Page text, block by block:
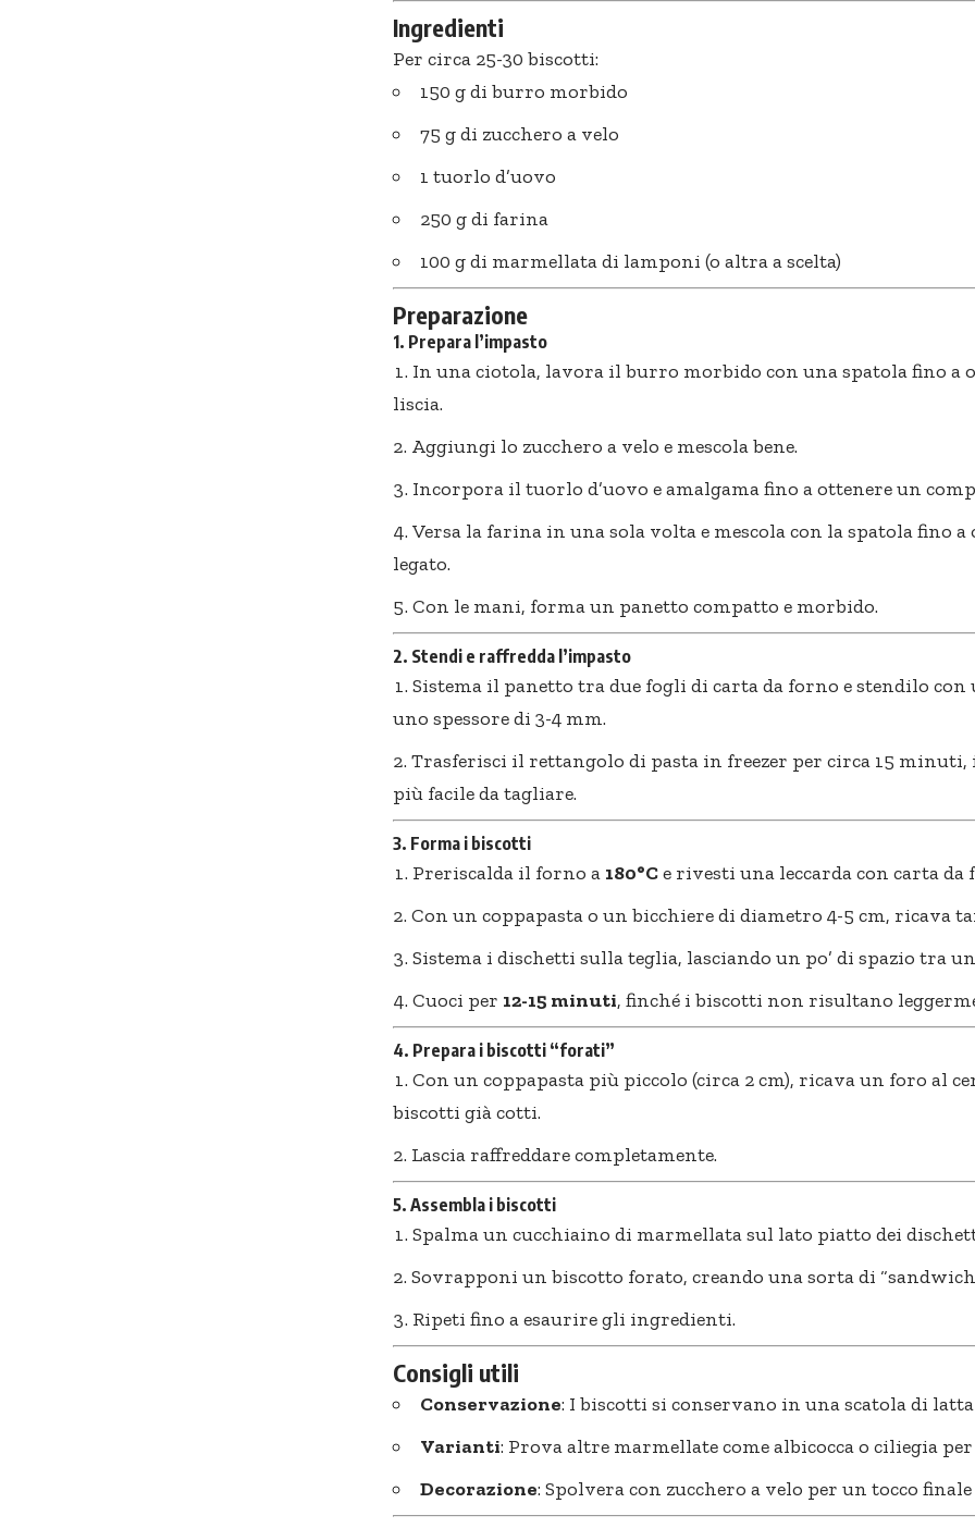
Ingredienti
Per circa 25-30 biscotti:
150 g di burro morbido
75 g di zucchero a velo
1 tuorlo d’uovo
250 g di farina
100 g di marmellata di lamponi (o altra a scelta)
Preparazione
1. Prepara l’impasto
In una ciotola, lavora il burro morbido con una spatola fino a
liscia.
Aggiungi lo zucchero a velo e mescola bene.
Incorpora il tuorlo d’uovo e amalgama fino a ottenere un
Versa la farina in una sola volta e mescola con la spatola fino
legato.
Con le mani, forma un panetto compatto e morbido.
2. Stendi e raffredda l’impasto
Sistema il panetto tra due fogli di carta da forno e stendilo
uno spessore di 3-4 mm.
Trasferisci il rettangolo di pasta in freezer per circa 15
più facile da tagliare.
3. Forma i biscotti
Preriscalda il forno a 180°Ce rivesti una leccarda con carta da
Con un coppapasta o un bicchiere di diametro 4-5 cm, ricava
Sistema i dischetti sulla teglia, lasciando un po’ di spazio tra
Cuoci per 12-15 minuti, finché i biscotti non risultano
4. Prepara i biscotti “forati”
Con un coppapasta più piccolo (circa 2 cm), ricava un foro al
biscotti già cotti.
Lascia raffreddare completamente.
5. Assembla i biscotti
Spalma un cucchiaino di marmellata sul lato piatto dei
Sovrapponi un biscotto forato, creando una sorta di
Ripeti fino a esaurire gli ingredienti.
Consigli utili
Conservazione: I biscotti si conservano in una scatola di
Varianti: Prova altre marmellate come albicocca o ciliegia
Decorazione: Spolvera con zucchero a velo per un tocco finale